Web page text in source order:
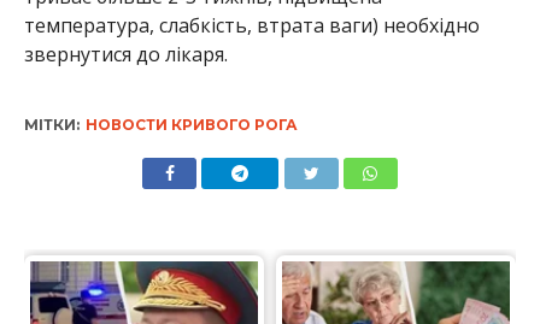
температура, слабкість, втрата ваги) необхідно
звернутися до лікаря.
МІТКИ: НОВОСТИ КРИВОГО РОГА